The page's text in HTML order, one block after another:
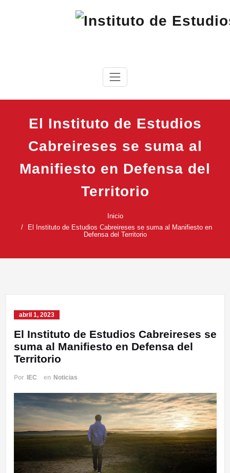
Instituto de Estudios Cabreireses
El Instituto de Estudios
Cabreireses se suma al
Manifiesto en Defensa del
Territorio
Inicio
El Instituto de Estudios Cabreireses se suma al Manifiesto en
Defensa del Territorio
abril 1, 2023
El Instituto de Estudios Cabreireses se
suma al Manifiesto en Defensa del
Territorio
Por IEC en Noticias